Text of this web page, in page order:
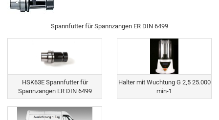
Spannfutter für Spannzangen ER DIN 6499
HSK63E Spannfutter für
Spannzangen ER DIN 6499
Halter mit Wuchtung G 2,5 25.000
min-1